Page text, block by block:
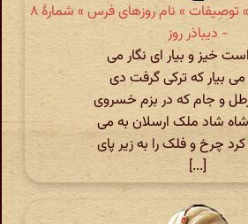
مسعود سعد سلمان » توصیفات » نام روزهای فرس » شمارهٔ ۸
- دیباذر روز
خیز و بیار ای نگار می
بیار که ترکی گرفت دی
و جام که در بزم خسروی
شاد ملک ارسلان به می
چرخ و فلک را به زیر پای
[...]